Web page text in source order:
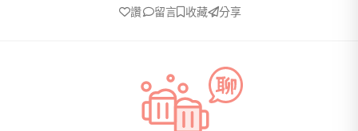
讚 留言 收藏 分享